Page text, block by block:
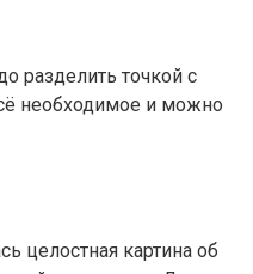
разделить точкой с
необходимое и можно
целостная картина об